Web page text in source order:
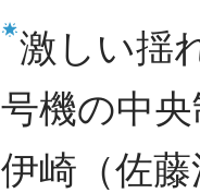
激しい揺
号機の中
伊崎（佐